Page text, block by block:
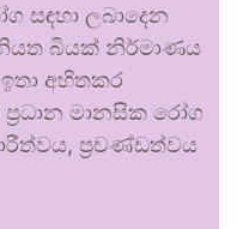
සඳහා ලබාදෙන
බියක් නිර්මාණය
අහිතකර
මානසික රෝග
ප්‍රචණ්ඩත්වය